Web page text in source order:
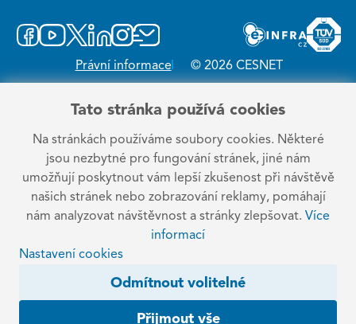
Právní informace © 2026 CESNET
Tato stránka používá cookies
Na stránkách používáme soubory cookies. Některé
jsou nezbytné pro fungování stránek, jiné nám
umožňují poskytnout vám lepší zkušenost při návštěvě
našich stránek nebo zobrazování reklamy, pomáhají
nám analyzovat návštěvnost a stránky zlepšovat. Více
informací
Nastavení cookies
Odmítnout volitelné
Přijmout vše